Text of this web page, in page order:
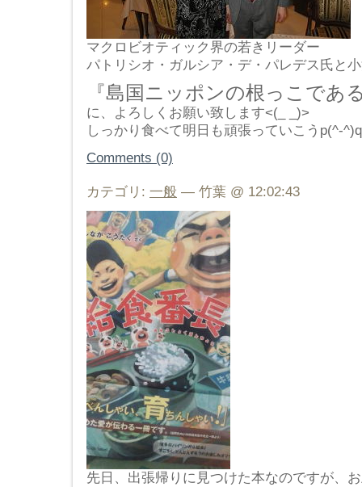
マクロビオティック界の若きリーダー
パトリシオ・ガルシア・デ・パレデス氏と
『島国ニッポンの根っこであ
に、よろしくお願い致します<(_ _)>
しっかり食べて明日も頑張っていこうp(^-
Comments (0)
カテゴリ: 一般 — 竹葉 @ 12:02:43
先日、出張帰りに見つけた本なのですが、